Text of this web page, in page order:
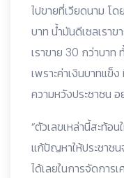
ไปขายที่เวียดนาม โ
บาท น้ำมันดีเซลเราข
เราขาย 30 กว่าบา
เพราะค่าเงินบาทแข็
ความหวังประชาชน
“ตัวเลขเหล่านี้สะท้อ
แก้ปัญหาให้ประชาชน
ได้เลยในการจัดการ